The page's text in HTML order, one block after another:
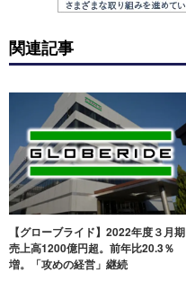
関連記事
【グローブライド】2022年度３月期
売上高1200億円超。前年比20.3％
増。「攻めの経営」継続